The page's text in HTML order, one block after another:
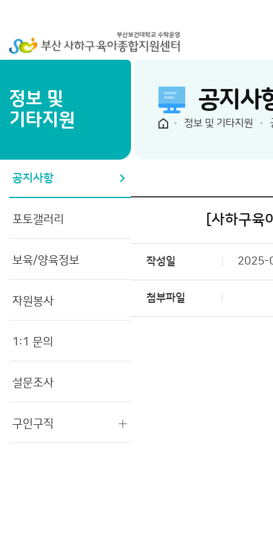
공지사
정보 및 기타지원
정보 및
기타지원
공지사항
포토갤러리
보육/양육정보
자원봉사
1:1 문의
설문조사
구인구직
[사하구
작성일 2025-
첨부파일